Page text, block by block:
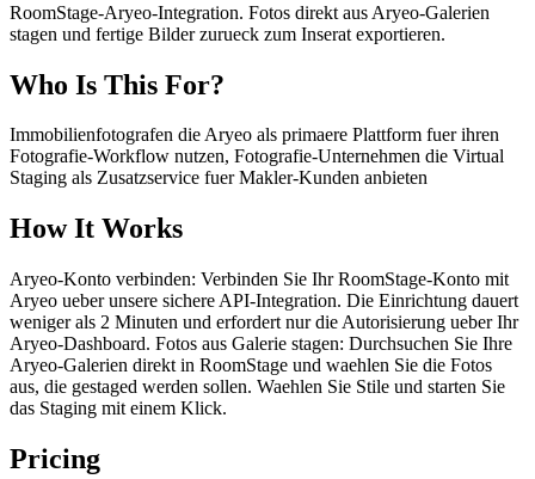
RoomStage-Aryeo-Integration. Fotos direkt aus Aryeo-Galerien
stagen und fertige Bilder zurueck zum Inserat exportieren.
Who Is This For?
Immobilienfotografen die Aryeo als primaere Plattform fuer ihren
Fotografie-Workflow nutzen, Fotografie-Unternehmen die Virtual
Staging als Zusatzservice fuer Makler-Kunden anbieten
How It Works
Aryeo-Konto verbinden: Verbinden Sie Ihr RoomStage-Konto mit
Aryeo ueber unsere sichere API-Integration. Die Einrichtung dauert
weniger als 2 Minuten und erfordert nur die Autorisierung ueber Ihr
Aryeo-Dashboard. Fotos aus Galerie stagen: Durchsuchen Sie Ihre
Aryeo-Galerien direkt in RoomStage und waehlen Sie die Fotos
aus, die gestaged werden sollen. Waehlen Sie Stile und starten Sie
das Staging mit einem Klick.
Pricing